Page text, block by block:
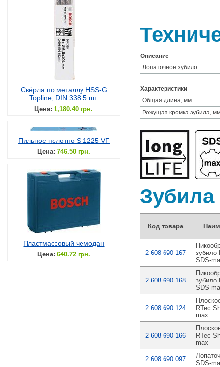
Свёрла по металлу HSS-G
Topline, DIN 338 5 шт.
Цена: 1,180.40 грн.
Пильное полотно S 1225 VF
Цена: 746.50 грн.
Пластмассовый чемодан
Цена: 640.72 грн.
Описание
Лопаточное зубило
Характеристики
Общая длина, мм
Режущая кромка зубила, мм
Зубила
Код товара
2 608 690 167
зубило
SDS-
2 608 690 168
зубило
SDS-
2 608 690 124
RTec
max
2 608 690 166
RTec
max
2 608 690 097
SDS-